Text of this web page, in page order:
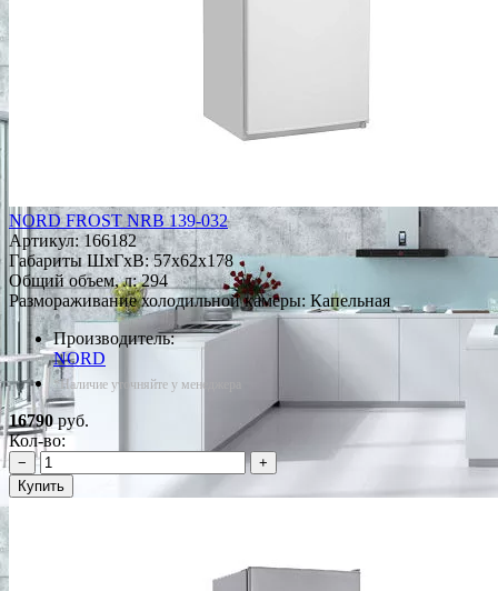
NORD FROST NRB 139-032
Артикул:166182
Габариты ШxГxВ: 57x62x178
Общий объем, л: 294
Размораживание холодильной камеры: Капельная
Производитель:
NORD
*Наличие уточняйте у менеджера
16790руб.
Кол-во:
−
+
Купить